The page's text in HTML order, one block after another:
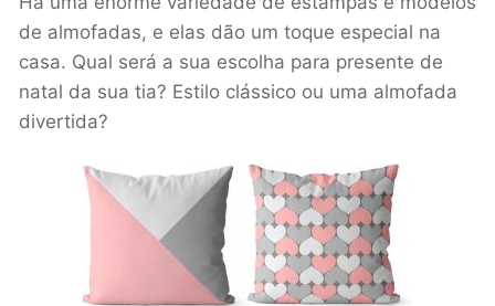
de almofadas, e elas dão um toque especial na
casa. Qual será a sua escolha para presente de
natal da sua tia? Estilo clássico ou uma almofada
divertida?